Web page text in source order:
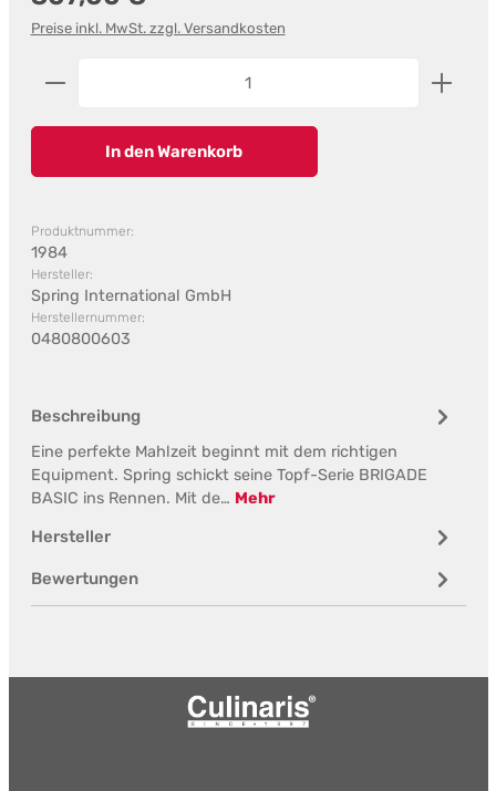
Preise inkl. MwSt. zzgl. Versandkosten
Produkt Anzahl: Gib den gewünschten Wert ein
In den Warenkorb
Produktnummer:
1984
Hersteller:
Spring International GmbH
Herstellernummer:
0480800603
Beschreibung
Eine perfekte Mahlzeit beginnt mit dem richtigen
Equipment. Spring schickt seine Topf-Serie BRIGADE
BASIC ins Rennen. Mit de… Mehr
Hersteller
Bewertungen